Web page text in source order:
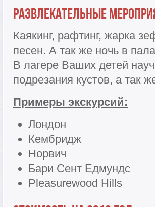
Развлекательные
Каякинг, рафтинг, жарка
песен. А так же ночь в
В лагере Ваших детей
подрезания кустов, а так
Примеры экскурсий:
Лондон
Кембридж
Норвич
Бари Сент Едмундс
Pleasurewood Hills